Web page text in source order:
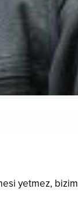
yetmez,